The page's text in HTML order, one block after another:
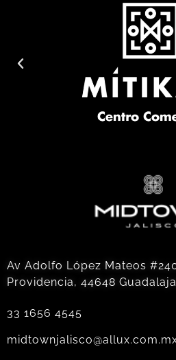
Av Adolfo López Mateos
Providencia, 44648
33 1656 4545